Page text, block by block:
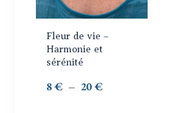
Fleur de vie –
Harmonie et
sérénité
8€ – 20€Plage
Les
options
peuvent
être
choisies